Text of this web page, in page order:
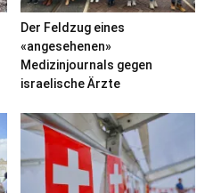
Der Feldzug eines
«angesehenen»
Medizinjournals gegen
israelische Ärzte